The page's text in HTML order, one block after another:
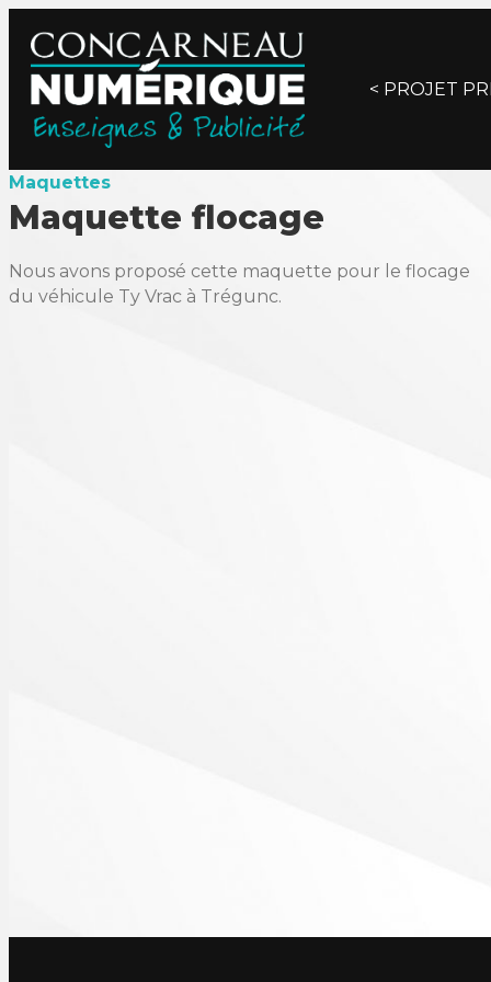
Posts
< PROJET
Maquettes
Maquette flocage
Nous avons proposé cette maquette pour le flocage
du véhicule Ty Vrac à Trégunc.